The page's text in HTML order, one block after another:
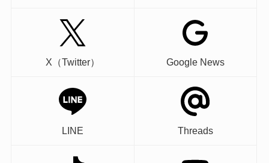
X（Twitter） Google News
LINE Threads